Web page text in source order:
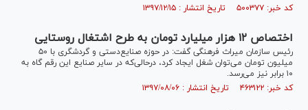
کد خبر: ۵۰۰۳۷۷ تاریخ انتشار : ۱۳۹۷/۱۲/۱۵
اختصاص ١٢ هزار میلیارد تومان به طرح اشتغال روستایی
رئیس سازمان میراث فرهنگی گفت: در حوزه صنایع‌دستی و گردشگری با ۵۰
میلیون تومان می‌توان شغل ایجاد کرد، درحالی‌که در سایر صنایع این رقم گاه به
۱۰ برابر نیز می‌رسد.
کد خبر: ۴۶۳۱۲۲ تاریخ انتشار : ۱۳۹۷/۰۸/۰۶